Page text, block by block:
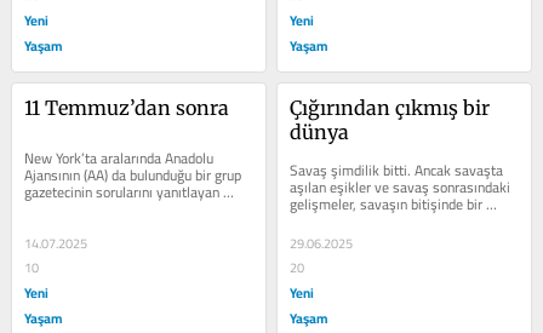
Yeni
Yaşam
Yeni
Yaşam
11 Temmuz’dan sonra
New York’ta aralarında Anadolu
Ajansının (AA) da bulunduğu bir grup
gazetecinin sorularını yanıtlayan
ABD’nin Ankara Büyükelçisi ve...
14.07.2025
10
Yeni
Yaşam
Çığırından çıkmış bir
dünya
Savaş şimdilik bitti. Ancak savaşta
aşılan eşikler ve savaş sonrasındaki
gelişmeler, savaşın bitişinde bir
rahatlamadan ziyade daha...
29.06.2025
20
Yeni
Yaşam